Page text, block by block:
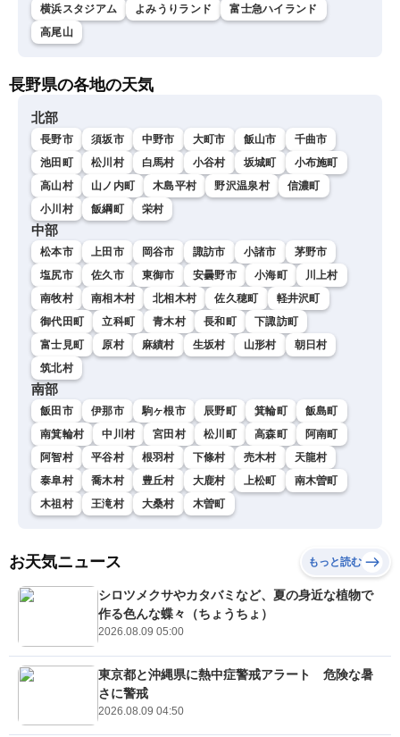
横浜スタジアム
よみうりランド
富士急ハイランド
高尾山
長野県の各地の天気
北部
長野市 須坂市 中野市 大町市 飯山市
千曲市
池田町
松川村 白馬村 小谷村 坂城町
小布施町
高山村
山ノ内町 木島平村 野沢温泉村
信濃町
小川村
飯綱町 栄村
中部
松本市 上田市 岡谷市 諏訪市 小諸市
茅野市
塩尻市
佐久市 東御市 安曇野市 小海町
川上村
南牧村
南相木村 北相木村 佐久穂町
軽井沢町
御代田町
立科町 青木村 長和町
下諏訪町
富士見町
原村 麻績村 生坂村 山形村
朝日村
筑北村
南部
飯田市 伊那市 駒ヶ根市 辰野町 箕輪町
飯島町
南箕輪村
中川村 宮田村 松川町 高森町
阿南町
阿智村
平谷村 根羽村 下條村 売木村
天龍村
泰阜村
喬木村 豊丘村 大鹿村 上松町
南木曽町
木祖村
王滝村 大桑村 木曽町
お天気ニュース もっと読む
シロツメクサやカタバミなど、夏の身近な植物で
作る色んな蝶々（ちょうちょ）
2026.08.09 05:00
東京都と沖縄県に熱中症警戒アラート 危険な暑
さに警戒
2026.08.09 04:50